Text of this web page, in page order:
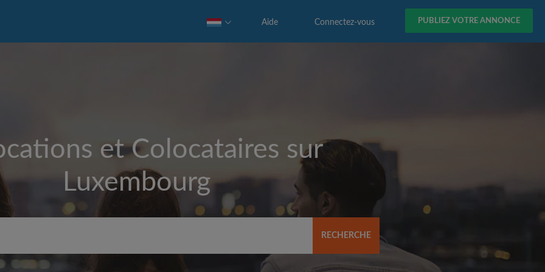
PUBLIEZ VOTRE ANNONCE
Connectez-vous
Aide
et Colocataires sur
Luxembourg
RECHERCHE